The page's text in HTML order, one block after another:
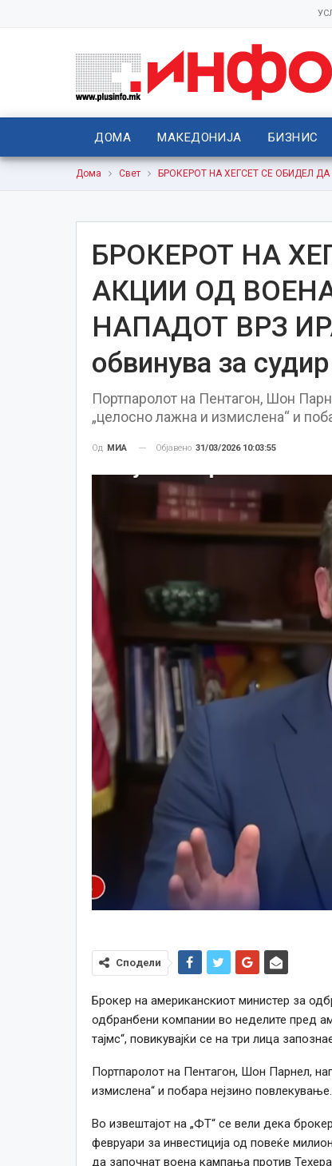
ДОМА МАКЕДОНИЈА БИЗНИС
Дома Свет БРОКЕРОТ НА ХЕГСЕТ СЕ ОБИДЕЛ ДА
БРОКЕРОТ НА
АКЦИИ ОД
НАПАДОТ ВРЗ
обвинува за
Портпаролот на Пентагон, Шон
„целосно лажна и измислена“ и
Од МИА Објавено 31/03/2026 10:03:55
Сподели
Брокер на американскиот министер за
одбранбени компании во неделите пред
тајмс“, повикувајќи се на три лица
Портпаролот на Пентагон, Шон Парнел,
измислена“ и побара нејзино повлекување.
Во извештајот на „ФТ“ се вели дека
февруари за инвестиција од повеќе
да започнат воена кампања против